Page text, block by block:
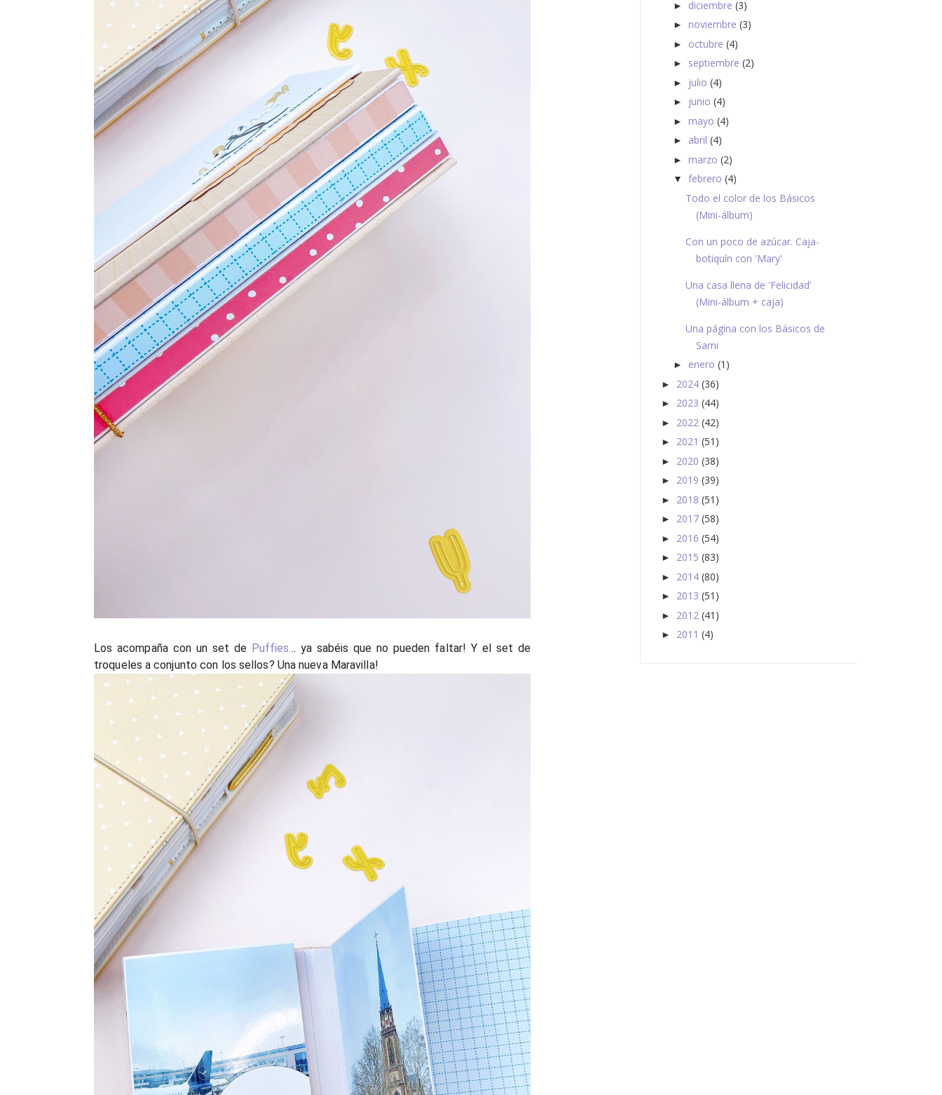
Los acompaña con un set de Puffies... ya sabéis que no pueden faltar! Y el set de
troqueles a conjunto con los sellos? Una nueva Maravilla!
► diciembre (3)
► noviembre (3)
► octubre (4)
► septiembre (2)
► julio (4)
► junio (4)
► mayo (4)
► abril (4)
► marzo (2)
▼ febrero (4)
Todo el color de los Básicos
(Mini-álbum)
Con un poco de azúcar. Caja-
botiquín con 'Mary'
Una casa llena de 'Felicidad'
(Mini-álbum + caja)
Una página con los Básicos de
Sami
► enero (1)
► 2024 (36)
► 2023 (44)
► 2022 (42)
► 2021 (51)
► 2020 (38)
► 2019 (39)
► 2018 (51)
► 2017 (58)
► 2016 (54)
► 2015 (83)
► 2014 (80)
► 2013 (51)
► 2012 (41)
► 2011 (4)